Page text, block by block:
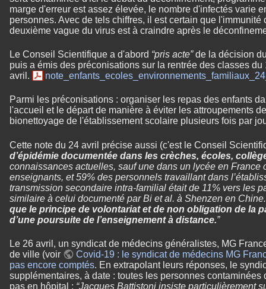
marge d'erreur est assez élevée, le nombre d'infectés varie
personnes. Avec de tels chiffres, il est certain que
deuxième vague du virus est à craindre après le
Le Conseil Scientifique a d'abord “pris acte”de la décision
puis a émis des préconisations sur la rentrée des classes
avril.
Parmi les préconisations : organiser les repas des enfants
l'accueil et le départ de manière à éviter les attroupements
bionettoyage de l'établissement scolaire plusieurs fois par
Cette note du 24 avril précise aussi (c'est le Conseil
d’épidémie documentée dans les crèches, écoles,
connaissances actuelles, sauf une dans un lycée en
enseignants, et 59% des personnels travaillant dans
transmission secondaire intra-familial était de 11% vers les
similaire à celui documenté par Bi et al. à Shenzen en
que le principe de volontariat et de non obligation de la
d’une poursuite de l’enseignement à distance.”
Le 26 avril, un syndicat de médecins généralistes, MG
de ville (voir
Covid-19 : le syndicat de médecins MG
pas encore comptés. En extrapolant leurs réponses, le
supplémentaires, à date : toutes les personnes
pas en hôpital : “Jacques Battistoni insiste particulièrement